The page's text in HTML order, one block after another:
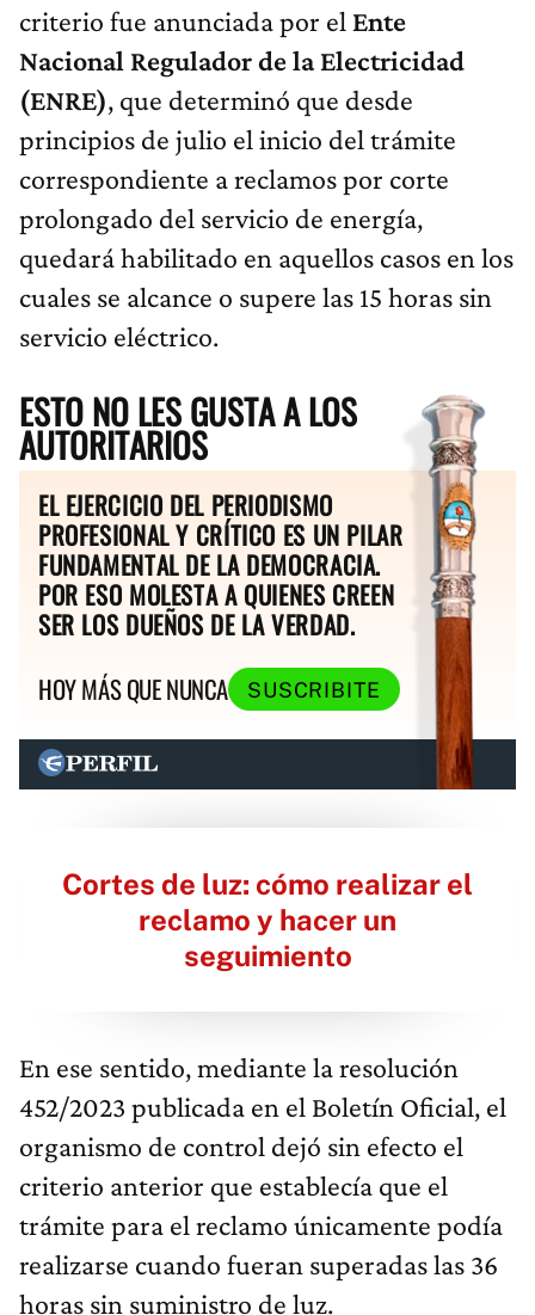
criterio fue anunciada por el Ente
Nacional Regulador de la Electricidad
(ENRE), que determinó que desde
principios de julio el inicio del trámite
correspondiente a reclamos por corte
prolongado del servicio de energía,
quedará habilitado en aquellos casos en los
cuales se alcance o supere las 15 horas sin
servicio eléctrico.
ESTO NO LES GUSTA A LOS
AUTORITARIOS
EL EJERCICIO DEL PERIODISMO
PROFESIONAL Y CRÍTICO ES UN PILAR
FUNDAMENTAL DE LA DEMOCRACIA.
POR ESO MOLESTA A QUIENES CREEN
SER LOS DUEÑOS DE LA VERDAD.
HOY MÁS QUE NUNCA
SUSCRIBITE
Cortes de luz: cómo realizar el
reclamo y hacer un
seguimiento
En ese sentido, mediante la resolución
452/2023 publicada en el Boletín Oficial, el
organismo de control dejó sin efecto el
criterio anterior que establecía que el
trámite para el reclamo únicamente podía
realizarse cuando fueran superadas las 36
horas sin suministro de luz.